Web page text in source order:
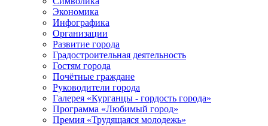
Экономика
Инфографика
Организации
Развитие города
Градостроительная деятельность
Гостям города
Почётные граждане
Руководители города
Галерея «Курганцы - гордость города»
Программа «Любимый город»
Премия «Трудящаяся молодежь»